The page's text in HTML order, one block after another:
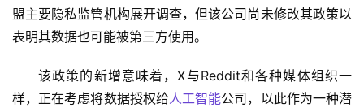
盟主要隐私监管机构展开调查，但该公司尚未修改其政策以
表明其数据也可能被第三方使用。
该政策的新增意味着，X与Reddit和各种媒体组织一
样，正在考虑将数据授权给人工智能公司，以此作为一种潜